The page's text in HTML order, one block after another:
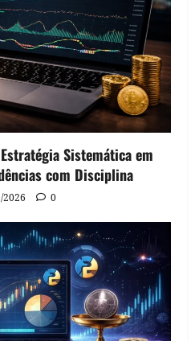
Sistemática em
com Disciplina
2026 0